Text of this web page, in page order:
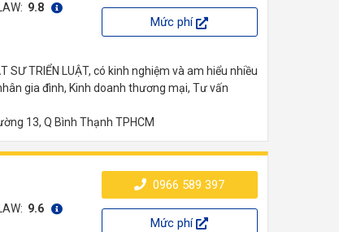
9.8
Mức phí
SƯ TRIỂN LUẬT, có kinh nghiệm và am hiểu nhiều
gia đình, Kinh doanh thương mại, Tư vấn
13, Q Bình Thạnh TPHCM
9.6
0966 589 397
Mức phí